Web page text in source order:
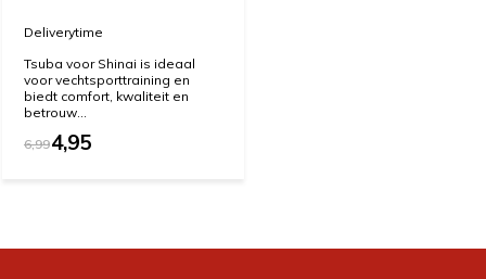
Deliverytime
Tsuba voor Shinai is ideaal
voor vechtsporttraining en
biedt comfort, kwaliteit en
betrouw...
6,994,95